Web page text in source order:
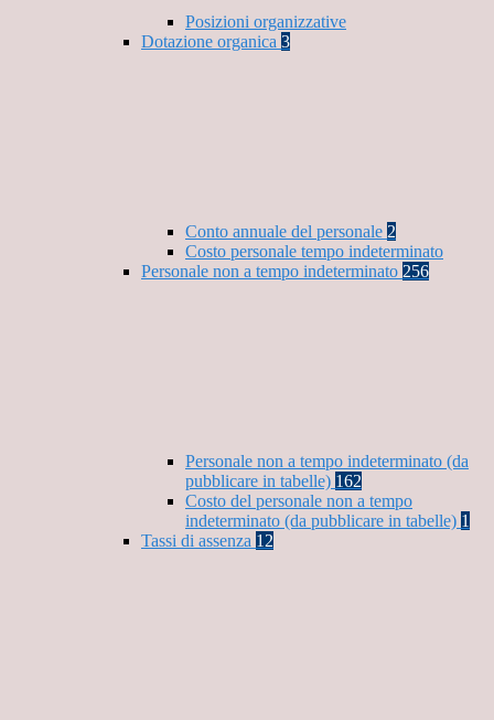
Posizioni organizzative
Dotazione organica 3
Conto annuale del personale 2
Costo personale tempo indeterminato
Personale non a tempo indeterminato 256
Personale non a tempo indeterminato (da
pubblicare in tabelle) 162
Costo del personale non a tempo
indeterminato (da pubblicare in tabelle) 1
Tassi di assenza 12